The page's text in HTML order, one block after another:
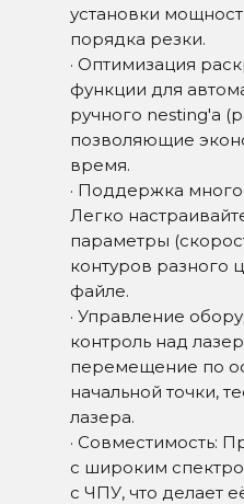
установки
порядка резки.
· Оптимизация
функции для
ручного nesting'а
позволяющие
время.
· Поддержка
Легко
параметры
контуров разного
файле.
· Управление
контроль над
перемещение по
начальной точки,
лазера.
· Совместимость:
с широким
с ЧПУ, что делает